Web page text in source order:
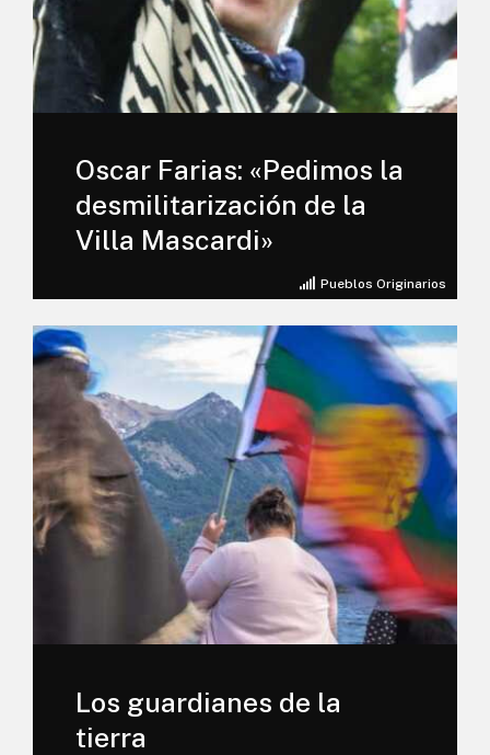
Pueblos Originarios
Oscar Farias: «Pedimos la
desmilitarización de la
Villa Mascardi»
Los guardianes de la
tierra